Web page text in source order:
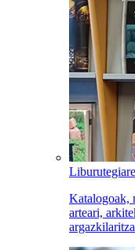
Katalogoak,
arteari,